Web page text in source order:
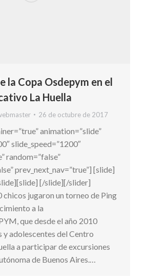
la Copa Osdepym en el
La Huella
26 de octubre de 2017
animation=”slide”
slide_speed=”1200″
random=”false”
prev_next_nav=”true”] [slide]
[/slide][/slider]
chicos jugaron un torneo de Ping
a la
que desde el año 2010
y adolescentes del Centro
a participar de excursiones
de Buenos Aires.…